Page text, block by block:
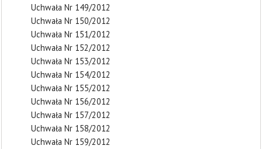
Uchwała Nr 149/2012
Uchwała Nr 150/2012
Uchwała Nr 151/2012
Uchwała Nr 152/2012
Uchwała Nr 153/2012
Uchwała Nr 154/2012
Uchwała Nr 155/2012
Uchwała Nr 156/2012
Uchwała Nr 157/2012
Uchwała Nr 158/2012
Uchwała Nr 159/2012